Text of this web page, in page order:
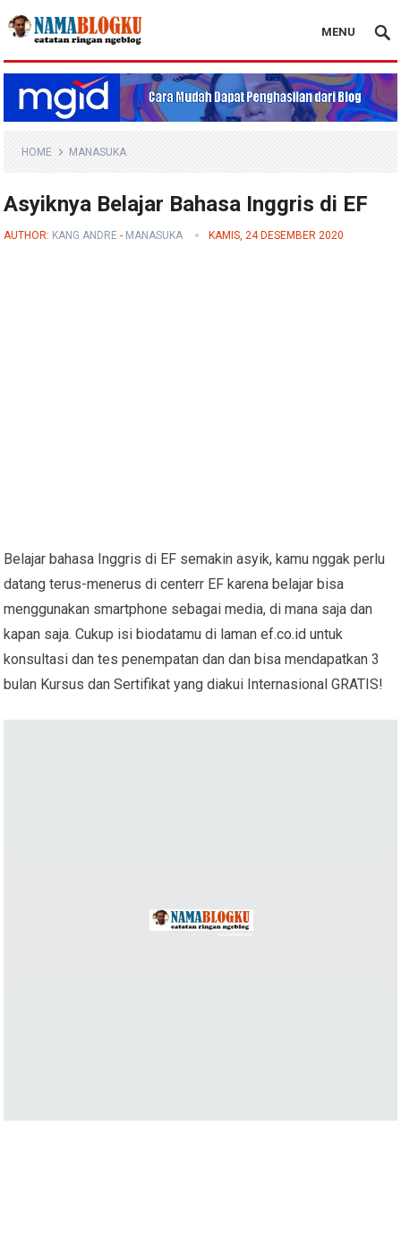
Nama Blogku
MENU
HOME MANASUKA
Asyiknya Belajar Bahasa Inggris di EF
AUTHOR: KANG ANDRE - MANASUKA KAMIS, 24 DESEMBER 2020
Belajar bahasa Inggris di EF semakin asyik, kamu nggak perlu
datang terus-menerus di centerr EF karena belajar bisa
menggunakan smartphone sebagai media, di mana saja dan
kapan saja. Cukup isi biodatamu di laman ef.co.id untuk
konsultasi dan tes penempatan dan dan bisa mendapatkan 3
bulan Kursus dan Sertifikat yang diakui Internasional GRATIS!